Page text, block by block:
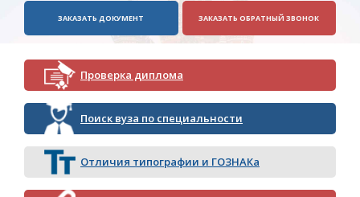
ЗАКАЗАТЬ ДОКУМЕНТ ЗАКАЗАТЬ ОБРАТНЫЙ ЗВОНОК
Проверка диплома
Поиск вуза по специальности
Отличия типографии и ГОЗНАКа